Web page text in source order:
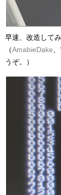
早速、改造して
（AmabieDake
うぞ。）